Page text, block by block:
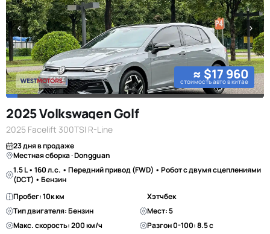
≈ $17 960
стоимость авто в китае
2025 Volkswagen Golf
2025 Facelift 300TSI R-Line
23 дня в продаже
Местная сборка · Dongguan
1.5 L • 160 л.с. • Передний привод (FWD) • Робот с двумя сцеплениями
(DCT) • Бензин
Пробег: 10к км
Хэтчбек
Тип двигателя: Бензин
Мест: 5
Макс. скорость: 200 км/ч
Разгон 0-100: 8.5 с